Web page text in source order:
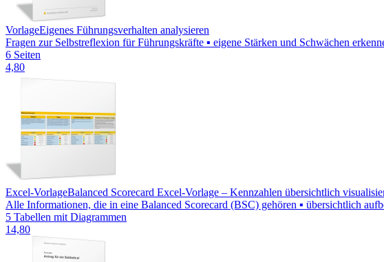
VorlageEigenes Führungsverhalten analysieren
Fragen zur Selbstreflexion für Führungskräfte ▪ eigene Stärken und Schwächen
6 Seiten
4,80
Excel-VorlageBalanced Scorecard Excel-Vorlage – Kennzahlen übersichtlich
Alle Informationen, die in eine Balanced Scorecard (BSC) gehören ▪ übersichtlich
5 Tabellen mit Diagrammen
14,80